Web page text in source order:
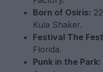
Born of Osiris:
Kula Shaker.
Festival The
Florida.
Punk in the Park: